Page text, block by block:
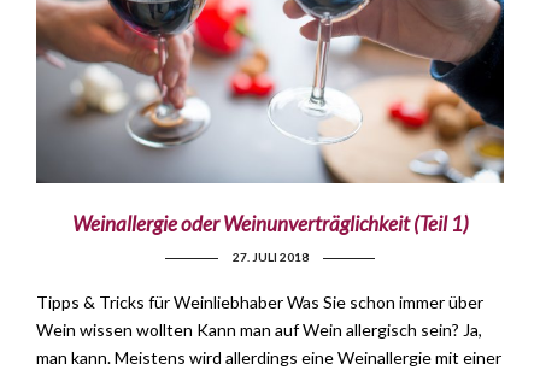
Weinallergie oder Weinunverträglichkeit (Teil 1)
27. JULI 2018
Tipps & Tricks für Weinliebhaber Was Sie schon immer über
Wein wissen wollten Kann man auf Wein allergisch sein? Ja,
man kann. Meistens wird allerdings eine Weinallergie mit einer